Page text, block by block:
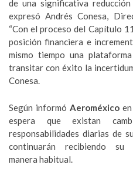
de una significativa reducción
expresó Andrés Conesa,
“Con el proceso del Capítulo
posición financiera e
mismo tiempo una
transitar con éxito la
Conesa.
Según informó Aeroméxico
espera que existan
responsabilidades diarias de
continuarán recibiendo
manera habitual.